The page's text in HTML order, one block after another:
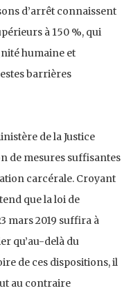
d’arrêt connaissent
à 150 %, qui
humaine et
barrières
de la Justice
de mesures suffisantes
carcérale. Croyant
que la loi de
mars 2019 suffira à
qu’au-delà du
de ces dispositions, il
au contraire